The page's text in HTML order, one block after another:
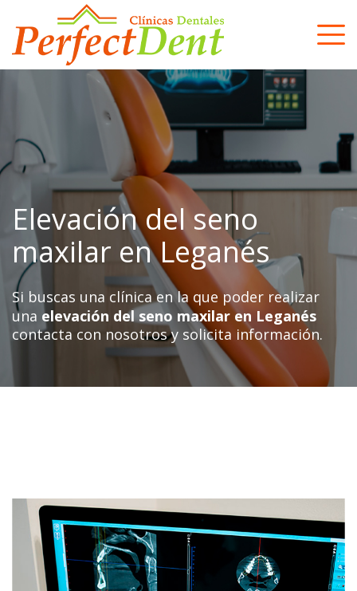
content
Elevación del seno
maxilar en Leganés
Si buscas una clínica en la que poder realizar
una elevación del seno maxilar en Leganés
contacta con nosotros y solicita información.